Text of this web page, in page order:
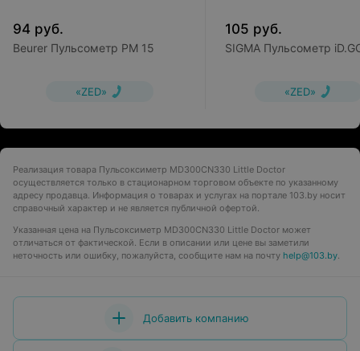
94 руб.
Beurer Пульсометр PM 15
«ZED»
105 руб.
SIGMA Пульсометр
«ZED»
Реализация товара Пульсоксиметр MD300CN330 Little Doctor
осуществляется только в стационарном торговом объекте по указанному
адресу продавца. Информация о товарах и услугах на портале 103.by носит
справочный характер и не является публичной офертой.
Указанная цена на Пульсоксиметр MD300CN330 Little Doctor может
отличаться от фактической. Если в описании или цене вы заметили
неточность или ошибку, пожалуйста, сообщите нам на почту help@103.by.
Добавить компанию